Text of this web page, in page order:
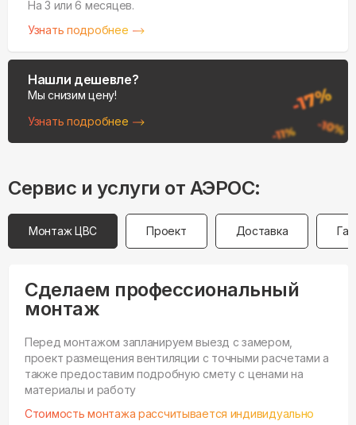
На 3 или 6 месяцев.
Узнать подробнее
Нашли дешевле?
Мы снизим цену!
Узнать подробнее
Сервис и услуги от АЭРОС:
Монтаж ЦВС Проект Доставка
Сделаем профессиональный
монтаж
Перед монтажом запланируем выезд с замером,
проект размещения вентиляции с точными расчетами а
также предоставим подробную смету с ценами на
материалы и работу
Стоимость монтажа рассчитывается индивидуально